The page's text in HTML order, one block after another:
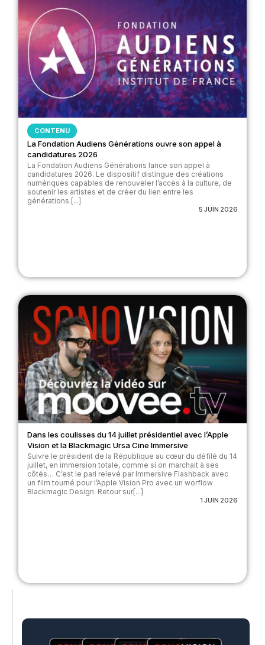
CONTENU
La Fondation Audiens Générations ouvre son appel à
candidatures 2026
La Fondation Audiens Générations lance son appel à
candidatures 2026. Le dispositif distingue des créations
numériques capables de renouveler l’accès à la culture, de
soutenir les artistes et de créer du lien entre les
générations.[...]
5 JUIN 2026
Dans les coulisses du 14 juillet présidentiel avec l’Apple
Vision et la Blackmagic Ursa Cine Immersive
Suivre le président de la République au cœur du défilé du 14
juillet, en immersion totale, comme si on marchait à ses
côtés… C’est le pari relevé par Immersive Flashback avec
un film tourné pour l’Apple Vision Pro avec un worflow
Blackmagic Design. Retour sur[...]
1 JUIN 2026